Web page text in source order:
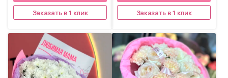
Заказать в 1 клик Заказать в 1 клик